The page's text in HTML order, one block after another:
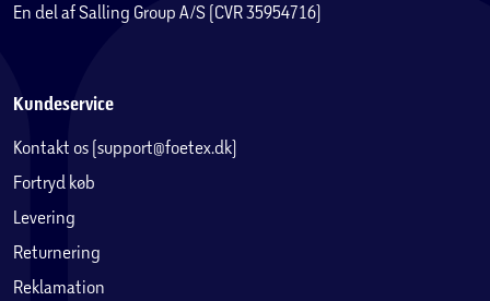
En del af Salling Group A/S (CVR 35954716)
Kundeservice
Kontakt os (support@foetex.dk)
Fortryd køb
Levering
Returnering
Reklamation